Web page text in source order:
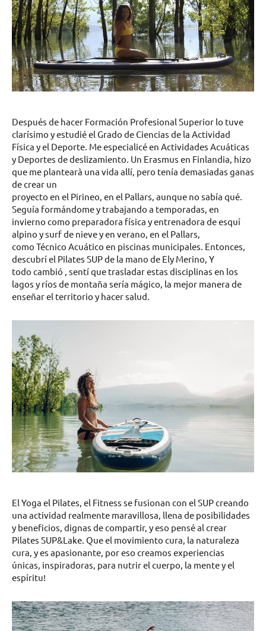
Después de hacer Formación Profesional Superior lo tuve
clarísimo y estudié el Grado de Ciencias de la Actividad
Física y el Deporte. Me especialicé en Actividades Acuáticas
y Deportes de deslizamiento. Un Erasmus en Finlandia, hizo
que me plantearà una vida allí, pero tenía demasiadas ganas
de crear un
proyecto en el Pirineo, en el Pallars, aunque no sabía qué.
Seguía formándome y trabajando a temporadas, en
invierno como preparadora física y entrenadora de esquí
alpino y surf de nieve y en verano, en el Pallars,
como Técnico Acuático en piscinas municipales. Entonces,
descubrí el Pilates SUP de la mano de Ely Merino, Y
todo cambió , sentí que trasladar estas disciplinas en los
lagos y ríos de montaña sería mágico, la mejor manera de
enseñar el territorio y hacer salud.
El Yoga el Pilates, el Fitness se fusionan con el SUP creando
una actividad realmente maravillosa, llena de posibilidades
y beneficios, dignas de compartir, y eso pensé al crear
Pilates SUP&Lake. Que el movimiento cura, la naturaleza
cura, y es apasionante, por eso creamos experiencias
únicas, inspiradoras, para nutrir el cuerpo, la mente y el
espíritu!